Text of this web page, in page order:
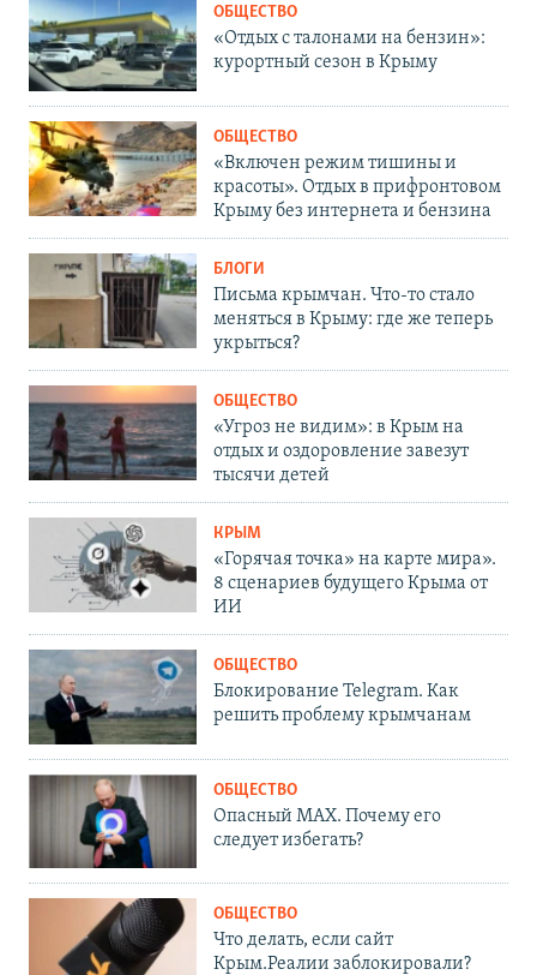
ОБЩЕСТВО
«Отдых с талонами на бензин»:
курортный сезон в Крыму
ОБЩЕСТВО
«Включен режим тишины и
красоты». Отдых в прифронтовом
Крыму без интернета и бензина
БЛОГИ
Письма крымчан. Что-то стало
меняться в Крыму: где же теперь
укрыться?
ОБЩЕСТВО
«Угроз не видим»: в Крым на
отдых и оздоровление завезут
тысячи детей
КРЫМ
«Горячая точка» на карте мира».
8 сценариев будущего Крыма от
ИИ
ОБЩЕСТВО
Блокирование Telegram. Как
решить проблему крымчанам
ОБЩЕСТВО
Опасный MAX. Почему его
следует избегать?
ОБЩЕСТВО
Что делать, если сайт
Крым.Реалии заблокировали?